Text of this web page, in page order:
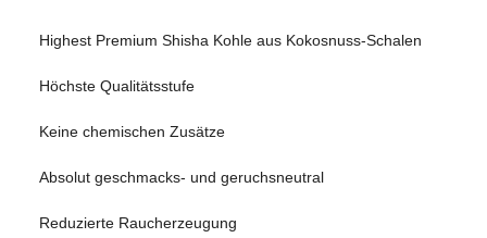
Highest Premium Shisha Kohle aus Kokosnuss-Schalen
Höchste Qualitätsstufe
Keine chemischen Zusätze
Absolut geschmacks- und geruchsneutral
Reduzierte Raucherzeugung